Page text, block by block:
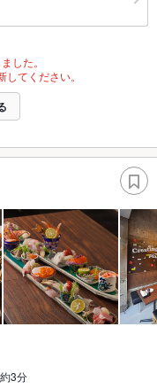
した。
てください。
3分